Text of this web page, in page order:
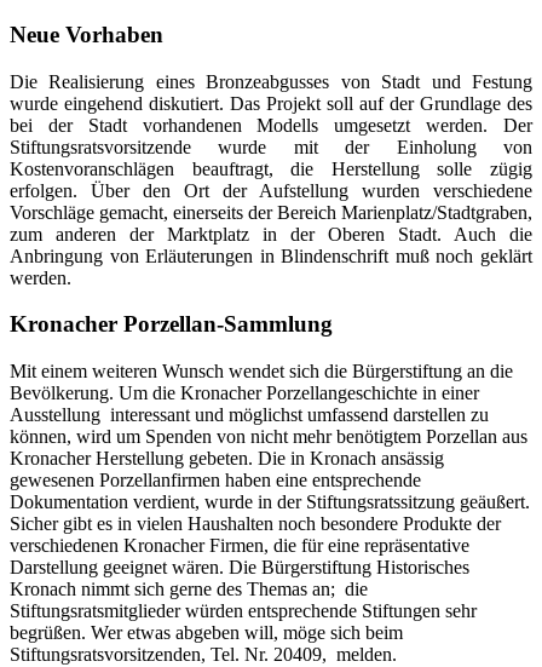
Neue Vorhaben
Die Realisierung eines Bronzeabgusses von Stadt und Festung
wurde eingehend diskutiert. Das Projekt soll auf der Grundlage des
bei der Stadt vorhandenen Modells umgesetzt werden. Der
Stiftungsratsvorsitzende wurde mit der Einholung von
Kostenvoranschlägen beauftragt, die Herstellung solle zügig
erfolgen. Über den Ort der Aufstellung wurden verschiedene
Vorschläge gemacht, einerseits der Bereich Marienplatz/Stadtgraben,
zum anderen der Marktplatz in der Oberen Stadt. Auch die
Anbringung von Erläuterungen in Blindenschrift muß noch geklärt
werden.
Kronacher Porzellan-Sammlung
Mit einem weiteren Wunsch wendet sich die Bürgerstiftung an die
Bevölkerung. Um die Kronacher Porzellangeschichte in einer
Ausstellung interessant und möglichst umfassend darstellen zu
können, wird um Spenden von nicht mehr benötigtem Porzellan aus
Kronacher Herstellung gebeten. Die in Kronach ansässig
gewesenen Porzellanfirmen haben eine entsprechende
Dokumentation verdient, wurde in der Stiftungsratssitzung geäußert.
Sicher gibt es in vielen Haushalten noch besondere Produkte der
verschiedenen Kronacher Firmen, die für eine repräsentative
Darstellung geeignet wären. Die Bürgerstiftung Historisches
Kronach nimmt sich gerne des Themas an; die
Stiftungsratsmitglieder würden entsprechende Stiftungen sehr
begrüßen. Wer etwas abgeben will, möge sich beim
Stiftungsratsvorsitzenden, Tel. Nr. 20409, melden.